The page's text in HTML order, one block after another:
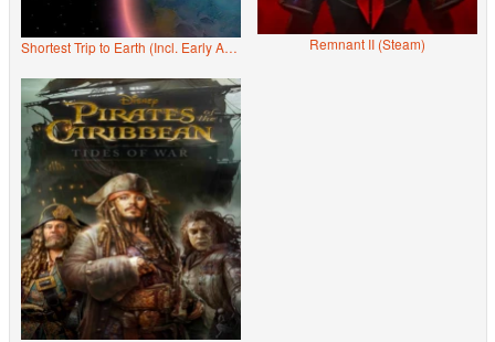
Shortest Trip to Earth (Incl. Early Access) Remnant II (Steam)